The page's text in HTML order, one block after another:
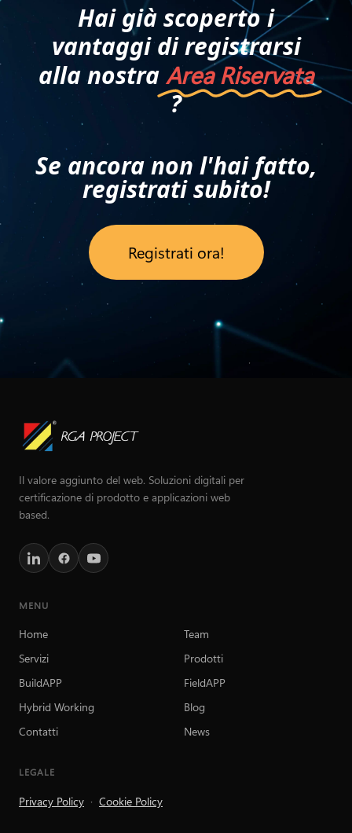
Hai già scoperto i
vantaggi di registrarsi
alla nostra Area Riservata
?
Se ancora non l'hai fatto,
registrati subito!
Registrati ora!
Il valore aggiunto del web. Soluzioni digitali per
certificazione di prodotto e applicazioni web
based.
MENU
Home
Team
Servizi
Prodotti
BuildAPP
FieldAPP
Hybrid Working
Blog
Contatti
News
LEGALE
Privacy Policy · Cookie Policy